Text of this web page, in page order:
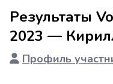
Результаты
2023 —
Профиль